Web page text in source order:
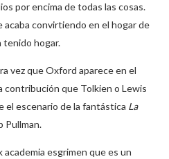
por encima de todas las cosas.
acaba convirtiendo en el hogar de
tenido hogar.
vez que Oxford aparece en el
contribución que Tolkien o Lewis
el escenario de la fantástica La
Pullman.
esgrimen que es un